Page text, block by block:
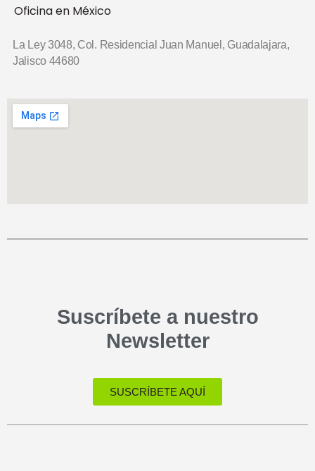
Oficina en México
La Ley 3048, Col. Residencial Juan Manuel, Guadalajara,
Jalisco 44680
Suscríbete a nuestro
Newsletter
SUSCRÍBETE AQUÍ